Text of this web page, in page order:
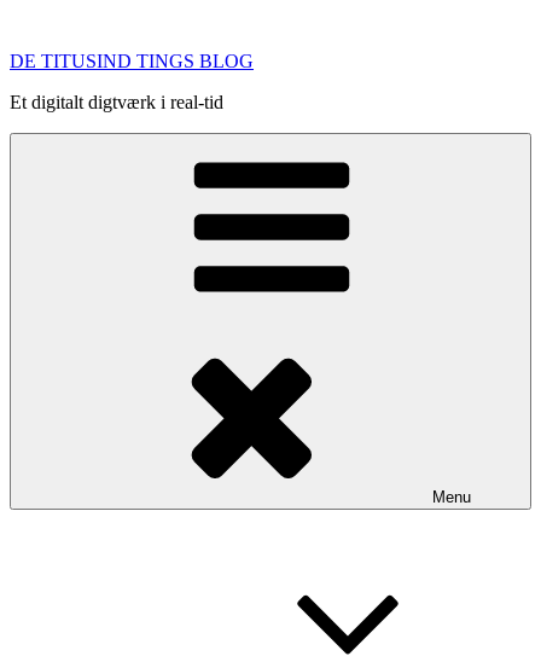
indhold
DE TITUSIND TINGS BLOG
Et digitalt digtværk i real-tid
Menu